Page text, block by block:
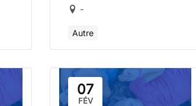
-
Autre
07
FÉV